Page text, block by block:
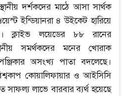
দর্শকদের মাঠে আসা সার্থক
ইন্ডিয়ানরা ৪ উইকেট হারিয়ে
ক্লাইভ লয়েডের ৮৮ রানের
সমর্থকদের মনের খোরাক
অসংখ্য পাতা বদলেছে।
কোয়ালিফায়ার ও আইসিসি
সাফল্য লাভে বারবার ব্যর্থ হয়েছে